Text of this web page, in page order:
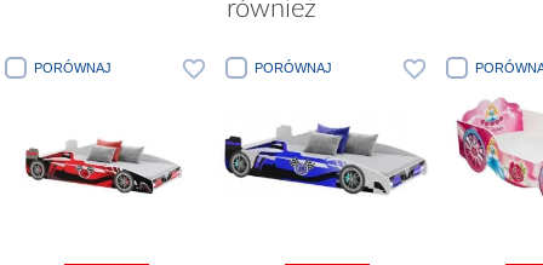
również
PORÓWNAJ PORÓWNAJ